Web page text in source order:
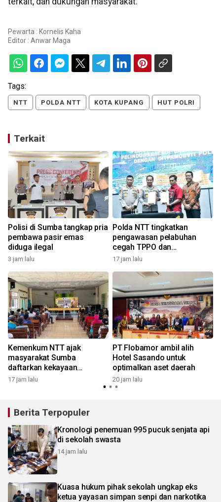
Pewarta : Kornelis Kaha
Editor : Anwar Maga
Tags:
NTT POLDA NTT KOTA KUPANG HUT POLRI
Terkait
Polisi di Sumba tangkap pria
pembawa pasir emas
diduga ilegal
3 jam lalu
Polda NTT tingkatkan
pengawasan pelabuhan
cegah TPPO dan
penyelundupan
17 jam lalu
Kemenkum NTT ajak
masyarakat Sumba
daftarkan kekayaan
intelektual
17 jam lalu
PT Flobamor ambil alih
Hotel Sasando untuk
optimalkan aset daerah
20 jam lalu
Berita Terpopuler
Kronologi penemuan 995 pucuk senjata api
di sekolah swasta
14 jam lalu
Kuasa hukum pihak sekolah ungkap eks
ketua yayasan simpan senpi dan narkotika